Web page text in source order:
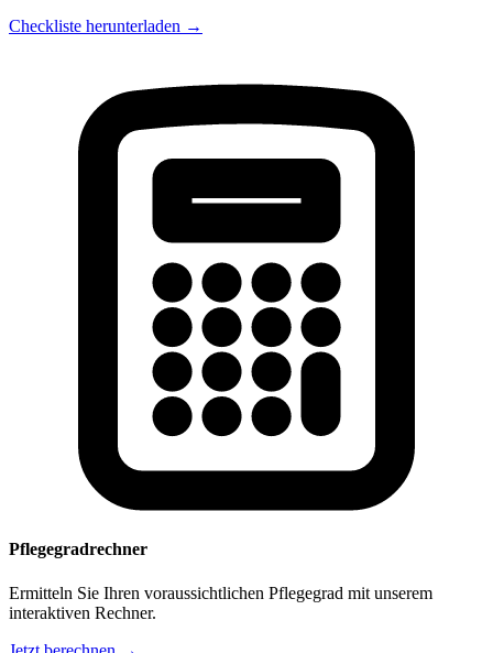
Checkliste herunterladen →
Pflegegradrechner
Ermitteln Sie Ihren voraussichtlichen Pflegegrad mit unserem
interaktiven Rechner.